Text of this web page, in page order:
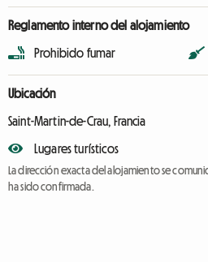
Reglamento interno del alojamiento
Prohibido fumar
Ubicación
Saint-Martin-de-Crau, Francia
Lugares turísticos
La dirección exacta del alojamiento se
ha sido confirmada.